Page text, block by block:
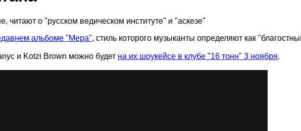
о "русском ведическом институте" и "аскезе"
альбоме "Мера", стиль которого музыканты определяют как
и Kotzi Brown можно будет на их шоукейсе в клубе "16 тонн" 3 ноября.